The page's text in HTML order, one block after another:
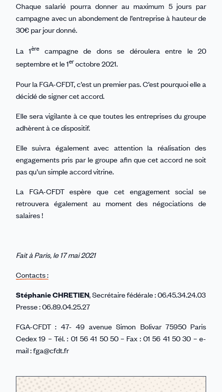
Chaque salarié pourra donner au maximum 5 jours par
campagne avec un abondement de l’entreprise à hauteur de
30€ par jour donné.
La 1ère
campagne de dons se déroulera entre le 20
septembre et le 1eroctobre 2021.
Pour la FGA-CFDT, c’est un premier pas. C’est pourquoi elle a
décidé de signer cet accord.
Elle sera vigilante à ce que toutes les entreprises du groupe
adhèrent à ce dispositif.
Elle suivra également avec attention la réalisation des
engagements pris par le groupe afin que cet accord ne soit
pas qu’un simple accord vitrine.
La FGA-CFDT espère que cet engagement social se
retrouvera également au moment des négociations de
salaires !
Fait à Paris, le 17 mai 2021
Contacts :
Stéphanie CHRETIEN, Secrétaire fédérale : 06.45.34.24.03
Presse : 06.89.04.25.27
FGA-CFDT : 47- 49 avenue Simon Bolivar 75950 Paris
Cedex 19 – Tél. : 01 56 41 50 50 – Fax : 01 56 41 50 30 – e-
mail : fga@cfdt.fr